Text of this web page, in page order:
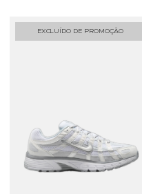
EXCLUÍDO DE PROMOÇÃO